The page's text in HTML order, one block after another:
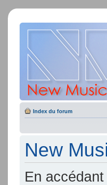
Index du forum
New
En accédant